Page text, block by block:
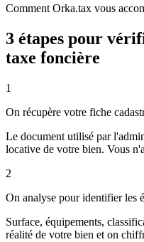
Comment Orka.tax vous
3 étapes pour
taxe foncière
1
On récupère votre fiche
Le document utilisé par
locative de votre bien. Vous
2
On analyse pour identifier les
Surface, équipements,
réalité de votre bien et on